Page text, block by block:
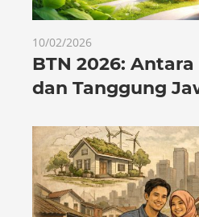
10/02/2026
BTN 2026:
dan Tanggung